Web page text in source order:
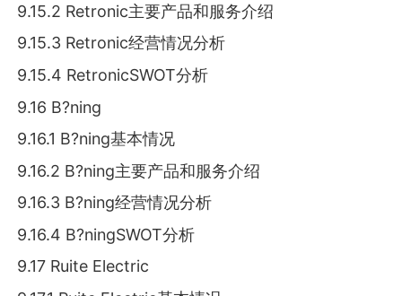
9.15.2 Retronic主要产品和服务介绍
9.15.3 Retronic经营情况分析
9.15.4 RetronicSWOT分析
9.16 B?ning
9.16.1 B?ning基本情况
9.16.2 B?ning主要产品和服务介绍
9.16.3 B?ning经营情况分析
9.16.4 B?ningSWOT分析
9.17 Ruite Electric